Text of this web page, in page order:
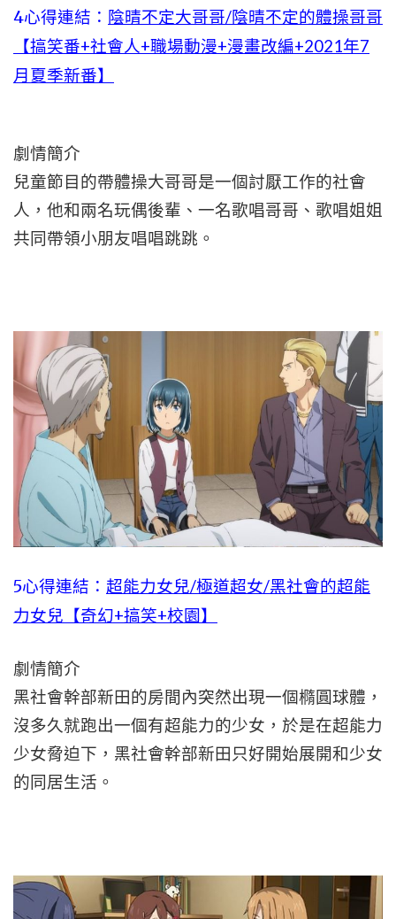
4心得連結： 陰晴不定大哥哥/陰晴不定的體操哥哥
【搞笑番+社會人+職場動漫+漫畫改編+2021年7
月夏季新番】
劇情簡介
兒童節目的帶體操大哥哥是一個討厭工作的社會
人，他和兩名玩偶後輩、一名歌唱哥哥、歌唱姐姐
共同帶領小朋友唱唱跳跳。
5心得連結： 超能力女兒/極道超女/黑社會的超能
力女兒【奇幻+搞笑+校園】
劇情簡介
黑社會幹部新田的房間內突然出現一個橢圓球體，
沒多久就跑出一個有超能力的少女，於是在超能力
少女脅迫下，黑社會幹部新田只好開始展開和少女
的同居生活。